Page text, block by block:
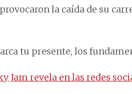
la caída de su
tu presente, los
Jam revela en las redes